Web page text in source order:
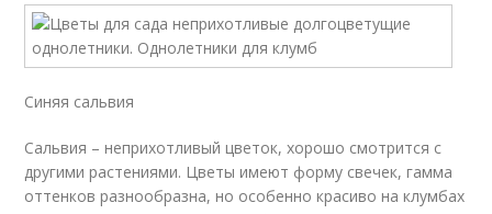
Синяя сальвия
Сальвия – неприхотливый цветок, хорошо смотрится с
другими растениями. Цветы имеют форму свечек, гамма
оттенков разнообразна, но особенно красиво на клумбах